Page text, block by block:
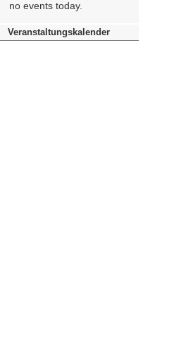
no events today.
Veranstaltungskalender